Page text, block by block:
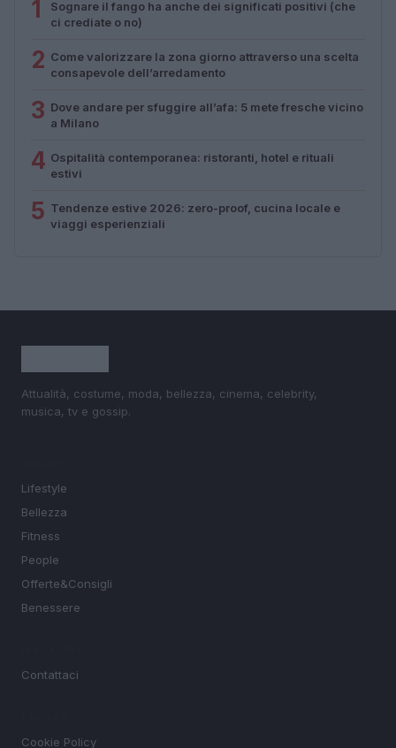
1
Sognare il fango ha anche dei significati positivi (che
ci crediate o no)
2 Come valorizzare la zona giorno attraverso una scelta
consapevole dell’arredamento
3 Dove andare per sfuggire all’afa: 5 mete fresche vicino
a Milano
4 Ospitalità contemporanea: ristoranti, hotel e rituali
estivi
5 Tendenze estive 2026: zero-proof, cucina locale e
viaggi esperienziali
Attualità, costume, moda, bellezza, cinema, celebrity,
musica, tv e gossip.
Lifestyle
Bellezza
Fitness
People
Offerte&Consigli
Benessere
Contattaci
Cookie Policy